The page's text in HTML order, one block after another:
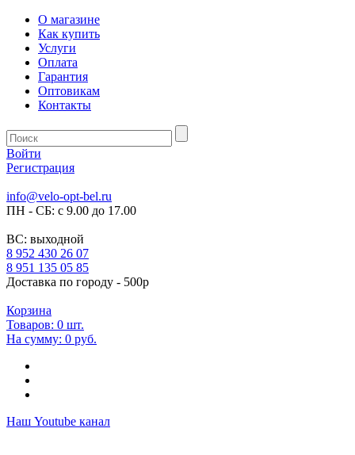
О магазине
Как купить
Услуги
Оплата
Гарантия
Оптовикам
Контакты
Войти
Регистрация
info@velo-opt-bel.ru
ПН - СБ: с 9.00 до 17.00
ВС: выходной
8 952 430 26 07
8 951 135 05 85
Доставка по городу - 500р
Корзина
Товаров: 0 шт.
На сумму: 0 руб.
Наш Youtube канал